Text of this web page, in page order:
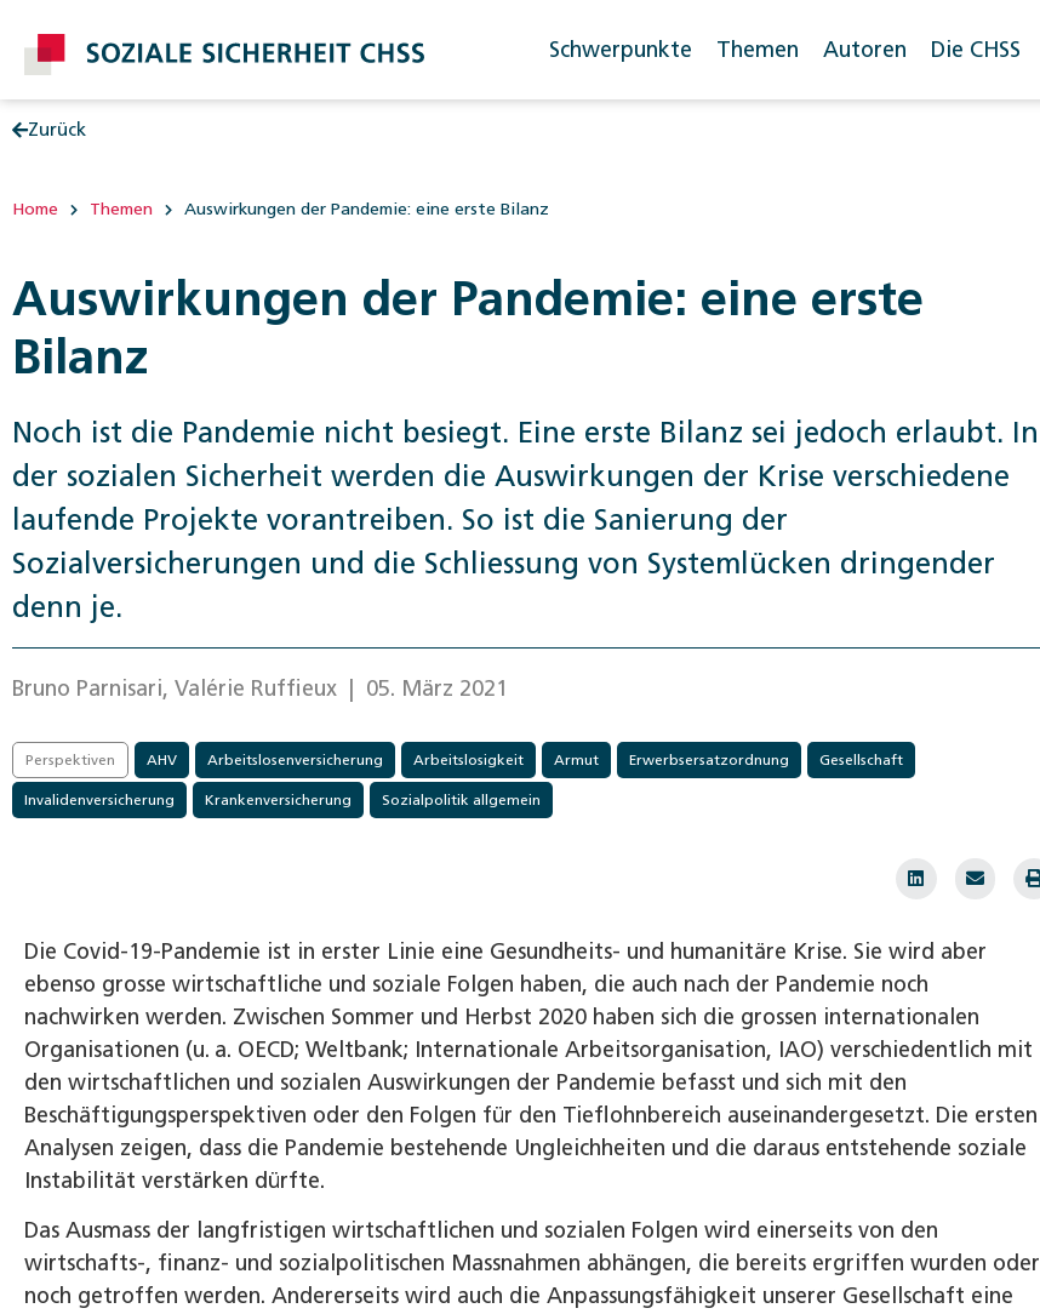
Schwerpunkte Themen Autoren Die CHSS
Zurück
Home Themen Auswirkungen der Pandemie: eine erste Bilanz
Auswirkungen der Pandemie: eine erste
Bilanz
Noch ist die Pandemie nicht besiegt. Eine erste Bilanz sei jedoch erlaubt. In
der sozialen Sicherheit werden die Auswirkungen der Krise verschiedene
laufende Projekte vorantreiben. So ist die Sanierung der
Sozialversicherungen und die Schliessung von Systemlücken dringender
denn je.
Bruno Parnisari, Valérie Ruffieux | 05. März 2021
Perspektiven AHV Arbeitslosenversicherung Arbeitslosigkeit Armut Erwerbsersatzordnung Gesellschaft
Invalidenversicherung Krankenversicherung Sozialpolitik allgemein
Die Covid-19-Pandemie ist in erster Linie eine Gesundheits- und humanitäre Krise. Sie wird aber
ebenso grosse wirtschaftliche und soziale Folgen haben, die auch nach der Pandemie noch
nachwirken werden. Zwischen Sommer und Herbst 2020 haben sich die grossen internationalen
Organisationen (u. a. OECD; Weltbank; Internationale Arbeitsorganisation, IAO) verschiedentlich mit
den wirtschaftlichen und sozialen Auswirkungen der Pandemie befasst und sich mit den
Beschäftigungsperspektiven oder den Folgen für den Tieflohnbereich auseinandergesetzt. Die ersten
Analysen zeigen, dass die Pandemie bestehende Ungleichheiten und die daraus entstehende soziale
Instabilität verstärken dürfte.
Das Ausmass der langfristigen wirtschaftlichen und sozialen Folgen wird einerseits von den
wirtschafts-, finanz- und sozialpolitischen Massnahmen abhängen, die bereits ergriffen wurden oder
noch getroffen werden. Andererseits wird auch die Anpassungsfähigkeit unserer Gesellschaft eine